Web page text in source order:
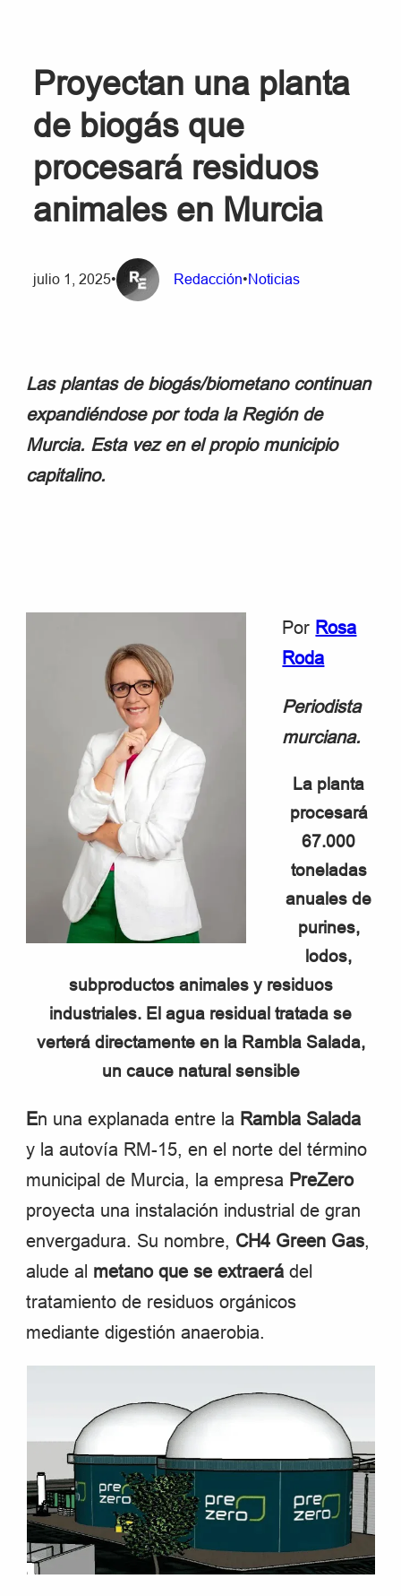
Proyectan una planta
de biogás que
procesará residuos
animales en Murcia
julio 1, 2025• Redacción•Noticias
Las plantas de biogás/biometano continuan
expandiéndose por toda la Región de
Murcia. Esta vez en el propio municipio
capitalino.
Por Rosa
Roda
Periodista
murciana.
La planta
procesará
67.000
toneladas
anuales de
purines,
lodos,
subproductos animales y residuos
industriales. El agua residual tratada se
verterá directamente en la Rambla Salada,
un cauce natural sensible
En una explanada entre la Rambla Salada
y la autovía RM-15, en el norte del término
municipal de Murcia, la empresa PreZero
proyecta una instalación industrial de gran
envergadura. Su nombre, CH4 Green Gas,
alude al metano que se extraerádel
tratamiento de residuos orgánicos
mediante digestión anaerobia.